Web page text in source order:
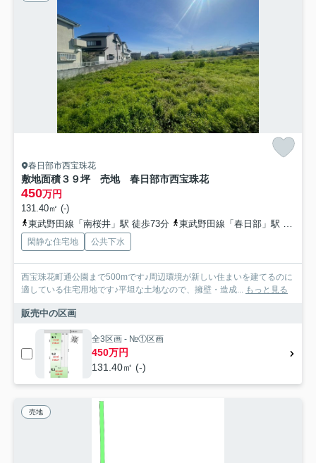
春日部市西宝珠花
敷地面積３９坪 売地 春日部市西宝珠花
450万円
131.40㎡ (-)
東武野田線「南桜井」駅 徒歩73分
東武野田線「春日部」駅 バス28分 朝日自動車バス「宝珠花入口」 停歩3分
閑静な住宅地 公共下水
西宝珠花町通公園まで500mです♪周辺環境が新しい住まいを建てるのに
適している住宅用地です♪平坦な土地なので、擁壁・造成... もっと見る
販売中の区画
全3区画 - №①区画
450万円
131.40㎡ (-)
売地